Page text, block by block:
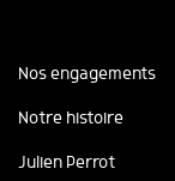
Nos engagements
Notre histoire
Julien Perrot